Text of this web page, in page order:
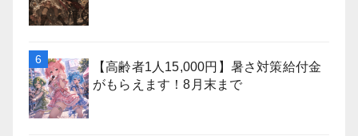
【高齢者1人15,000円】暑さ対策給付金
がもらえます！8月末まで